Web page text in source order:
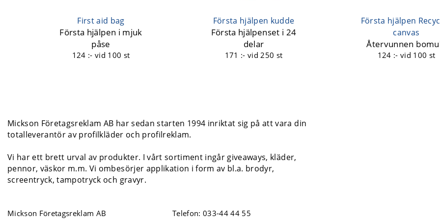
First aid bag
Första hjälpen i mjuk
påse
124 :- vid 100 st
Första hjälpen kudde
Första hjälpenset i 24
delar
171 :- vid 250 st
Första hjälpen
canvas
Återvunnen
124 :- vid 100 st
Mickson Företagsreklam AB har sedan starten 1994 inriktat sig på att vara din
totalleverantör av profilkläder och profilreklam.
Vi har ett brett urval av produkter. I vårt sortiment ingår giveaways, kläder,
pennor, väskor m.m. Vi ombesörjer applikation i form av bl.a. brodyr,
screentryck, tampotryck och gravyr.
Mickson Företagsreklam AB
Telefon:033-44 44 55